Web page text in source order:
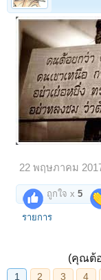
22 พฤษภาคม
ถูกใจ x5
รายการ
(คุณต้